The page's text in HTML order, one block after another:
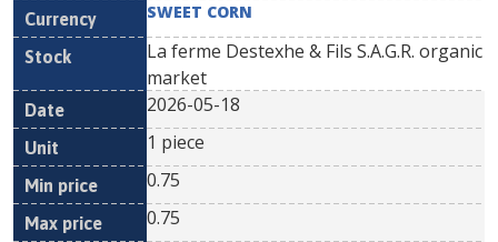
SWEET CORN
La ferme Destexhe & Fils S.A.G.R. organic
market
2026-05-18
1 piece
0.75
0.75